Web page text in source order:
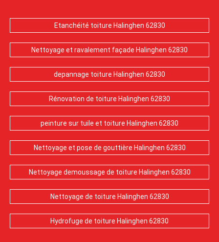
Etanchéité toiture Halinghen 62830
Nettoyage et ravalement façade Halinghen 62830
depannage toiture Halinghen 62830
Rénovation de toiture Halinghen 62830
peinture sur tuile et toiture Halinghen 62830
Nettoyage et pose de gouttière Halinghen 62830
Nettoyage demoussage de toiture Halinghen 62830
Nettoyage de toiture Halinghen 62830
Hydrofuge de toiture Halinghen 62830